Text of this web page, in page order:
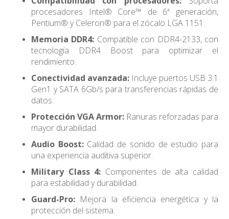
procesadores Intel® Core™ de 6ª generación,
Pentium® y Celeron® para el zócalo LGA 1151.
Memoria DDR4: Compatible con DDR4-2133, con
tecnología DDR4 Boost para optimizar el
rendimiento.
Conectividad avanzada: Incluye puertos USB 3.1
Gen1 y SATA 6Gb/s para transferencias rápidas de
datos.
Protección VGA Armor: Ranuras reforzadas para
mayor durabilidad.
Audio Boost:Calidad de sonido de estudio para
una experiencia auditiva superior.
Military Class 4: Componentes de alta calidad
para estabilidad y durabilidad.
Guard-Pro: Mejora la eficiencia energética y la
protección del sistema.